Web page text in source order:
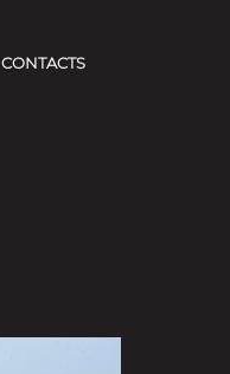
CONTACTS